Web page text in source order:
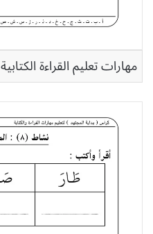
مهارات تعليم القراءة الكتابية